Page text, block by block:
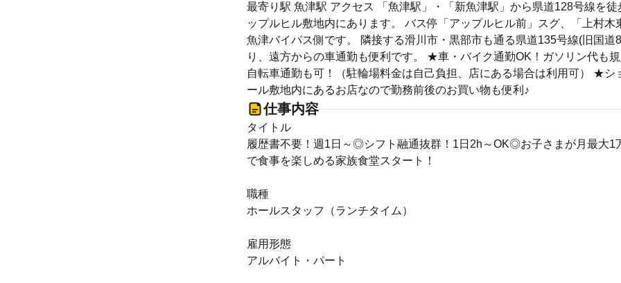
最寄り駅 魚津駅 アクセス 「魚津駅」・「新魚津駅」から県道128号線を徒
ップルヒル敷地内にあります。 バス停「アップルヒル前」スグ、「上村木
魚津バイパス側です。 隣接する滑川市・黒部市も通る県道135号線(旧国道
り、遠方からの車通勤も便利です。 ★車・バイク通勤OK！ガソリン代も
自転車通勤も可！（駐輪場料金は自己負担、店にある場合は利用可） ★シ
ール敷地内にあるお店なので勤務前後のお買い物も便利♪
仕事内容
タイトル
履歴書不要！週1日～◎シフト融通抜群！1日2h～OK◎お子さまが月最大1
で食事を楽しめる家族食堂スタート！
職種
ホールスタッフ（ランチタイム）
雇用形態
アルバイト・パート